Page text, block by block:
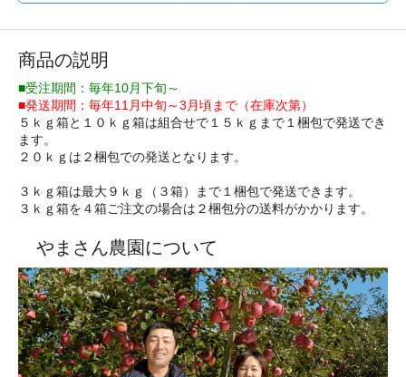
商品の説明
■受注期間：毎年10月下旬～
■発送期間：毎年11月中旬～3月頃まで（在庫次第）
５ｋｇ箱と１０ｋｇ箱は組合せで１５ｋｇまで１梱包で発送でき
ます。
２０ｋｇは２梱包での発送となります。
３ｋｇ箱は最大９ｋｇ（３箱）まで１梱包で発送できます。
３ｋｇ箱を４箱ご注文の場合は２梱包分の送料がかかります。
やまさん農園について